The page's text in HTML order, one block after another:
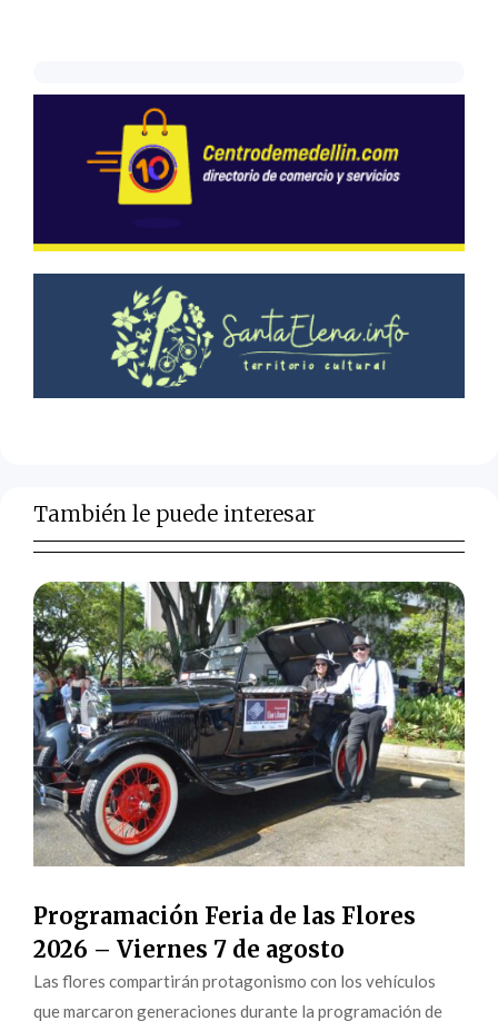
También le puede interesar
Programación Feria de las Flores
2026 – Viernes 7 de agosto
Las flores compartirán protagonismo con los vehículos
que marcaron generaciones durante la programación de